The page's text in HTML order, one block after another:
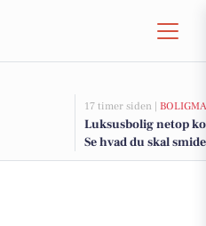
17 timer siden |
Luksusbolig netop
Se hvad du skal
adresser her